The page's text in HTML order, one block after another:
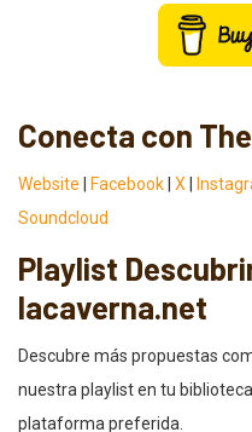
Conecta con
Website Facebook X
Soundcloud
Playlist
lacaverna.net
Descubre más propuestas
nuestra playlist en tu
plataforma preferida.